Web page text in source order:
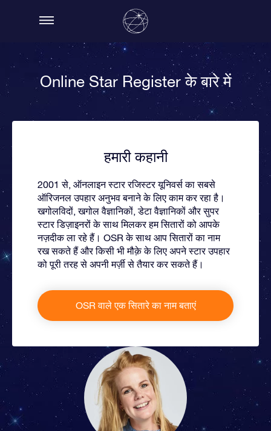
Online Star Register के बारे में
हमारी कहानी
2001 से, ऑनलाइन स्टार रजिस्टर यूनिवर्स का सबसे
ऑरिजनल उपहार अनुभव बनाने के लिए काम कर रहा है।
खगोलविदों, खगोल वैज्ञानिकों, डेटा वैज्ञानिकों और सुपर
स्टार डिज़ाइनरों के साथ मिलकर हम सितारों को आपके
नज़दीक ला रहे हैं। OSR के साथ आप सितारों का नाम
रख सकते हैं और किसी भी मौक़े के लिए अपने स्टार उपहार
को पूरी तरह से अपनी मर्ज़ी से तैयार कर सकते हैं।
OSR वाले एक सितारे का नाम बताएं